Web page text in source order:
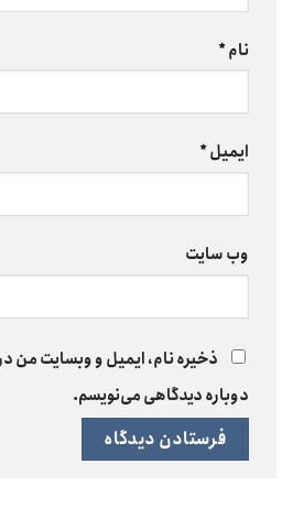
نام*
ایمیل*
وب‌ سایت
ذخیره نام، ایمیل و وبسایت من
دوباره دیدگاهی می‌نویسم.